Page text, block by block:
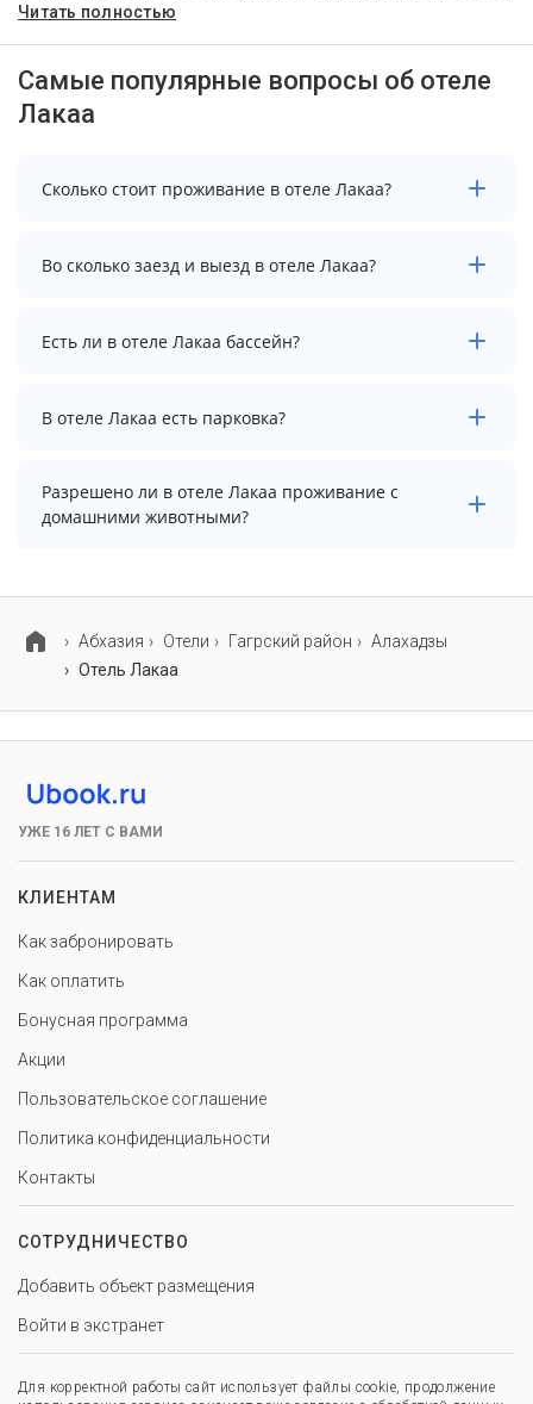
Читать полностью
Самые популярные вопросы об отеле
Лакаа
Сколько стоит проживание в отеле Лакаа?
Стоимость проживания в отеле Лакаа начинается от
11250 рублей. Чтобы увидеть актуальные цены на
Во сколько заезд и выезд в отеле Лакаа?
Заезд возможен после 12:00, а выезд необходимо
Есть ли в отеле Лакаа бассейн?
В отеле Лакаа есть бассейн.
В отеле Лакаа есть парковка?
В отеле Лакаа есть парковка, уточните информацию
перед бронированием у менеджера, возможно, услуга
оплачивается отдельно.
Разрешено ли в отеле Лакаа проживание с
домашними животными?
Абхазия Отели Гагрский район
Алахадзы
Отель Лакаа
УЖЕ 16 ЛЕТ С ВАМИ
КЛИЕНТАМ
Как забронировать
Как оплатить
Бонусная программа
Акции
Пользовательское соглашение
Политика конфиденциальности
Контакты
СОТРУДНИЧЕСТВО
Добавить объект размещения
Войти в экстранет
Для корректной работы сайт использует файлы cookie, продолжение